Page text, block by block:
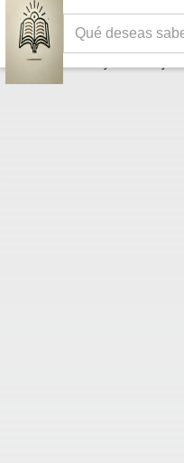
La Biblia